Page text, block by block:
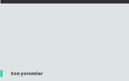
Son yorumlar